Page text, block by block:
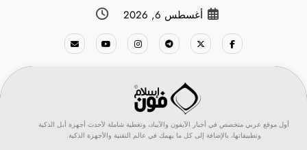
أغسطس 6, 2026
أول موقع عربي متخصص في أخبار الآيفون والآيباد، وتغطية شاملة لأحدث أجهزة أبل الذكية
وتطبيقاتها، بالإضافة إلى كل ما يهمك في عالم التقنية والأجهزة الذكية.